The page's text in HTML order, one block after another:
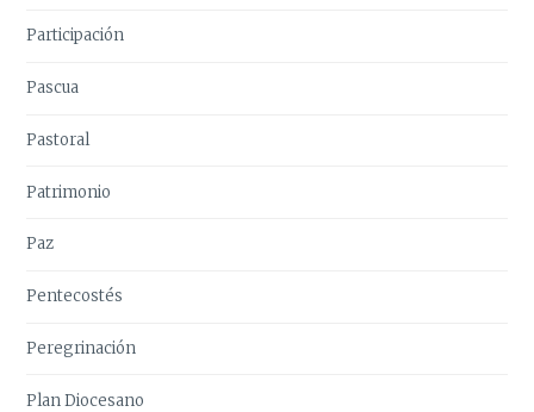
Participación
Pascua
Pastoral
Patrimonio
Paz
Pentecostés
Peregrinación
Plan Diocesano